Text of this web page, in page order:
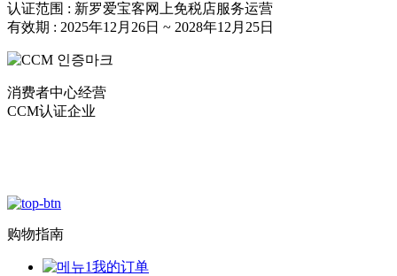
认证范围 : 新罗爱宝客网上免税店服务运营
有效期 : 2025年12月26日 ~ 2028年12月25日
消费者中心经营
CCM认证企业
购物指南
我的订单